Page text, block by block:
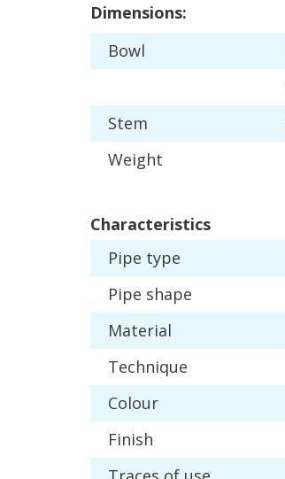
Dimensions:
Bowl
Stem
Weight
Characteristics
Pipe type
Pipe shape
Material
Technique
Colour
Finish